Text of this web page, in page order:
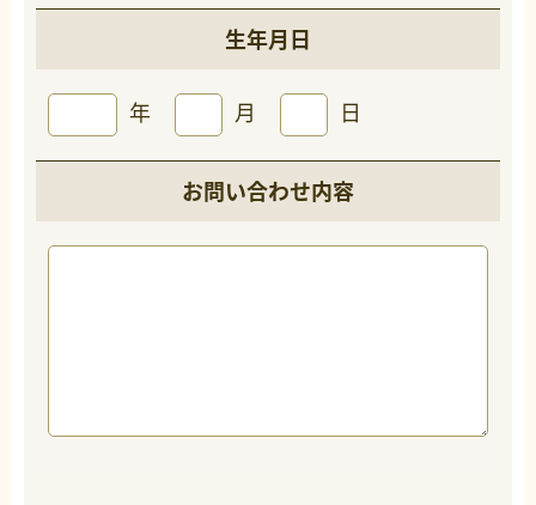
生年月日
年 月 日
お問い合わせ内容